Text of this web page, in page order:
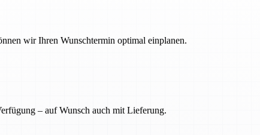
wir Ihren Wunschtermin optimal einplanen.
– auf Wunsch auch mit Lieferung.